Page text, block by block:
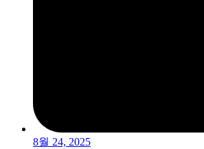
8월 24, 2025